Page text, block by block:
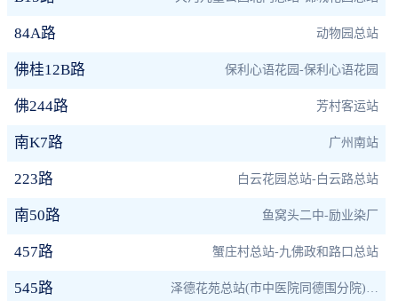
84A路 动物园总站
佛桂12B路 保利心语花园-保利心语花园
佛244路 芳村客运站
南K7路 广州南站
223路 白云花园总站-白云路总站
南50路 鱼窝头二中-励业染厂
457路 蟹庄村总站-九佛政和路口总站
545路 泽德花苑总站(市中医院同德围分院)-珠江新城总站